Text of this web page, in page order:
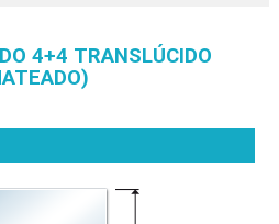
4+4 TRANSLÚCIDO